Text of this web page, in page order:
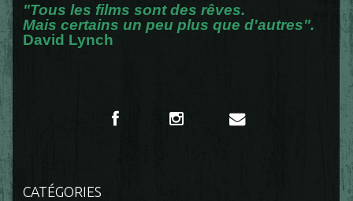
"Tous les films sont des rêves.
Mais certains un peu plus que d'autres".
David Lynch
CATÉGORIES